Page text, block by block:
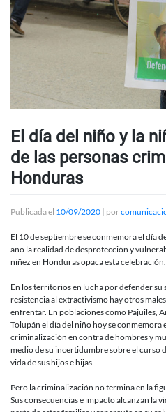
El día del niño y la
de las personas
Honduras
Publicada el 10/09/2020 | por
El 10 de septiembre se conmemora el día
año la realidad de desprotección y
niñez en Honduras opaca esta celebración.
En los territorios en lucha por defender su
resistencia al extractivismo hay otros
enfrentar. En poblaciones como Pajuiles,
Tolupán el día del niño hoy se conmemora
criminalización en contra de hombres y
medio de su incertidumbre sobre el curso
vida de sus hijos e hijas.
Pero la criminalización no termina en la
Sus consecuencias e impacto alcanzan la